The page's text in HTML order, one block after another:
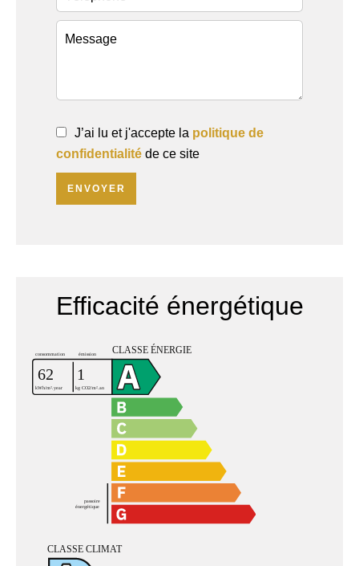
J’ai lu et j'accepte la politique de
confidentialité de ce site
ENVOYER
Efficacité énergétique